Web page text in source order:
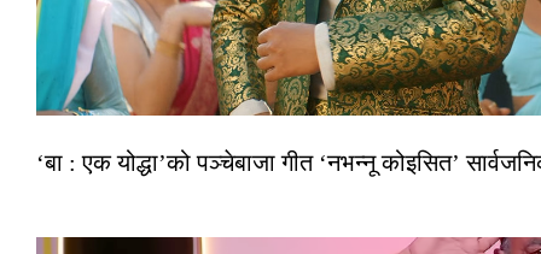
‘बा : एक योद्धा’को पञ्चेबाजा गीत ‘नभन्नू कोइसित’